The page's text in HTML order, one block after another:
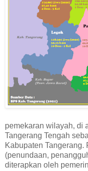
pemekaran wilayah, di
Tangerang Tengah
Kabupaten
(penundaan,
diterapkan oleh